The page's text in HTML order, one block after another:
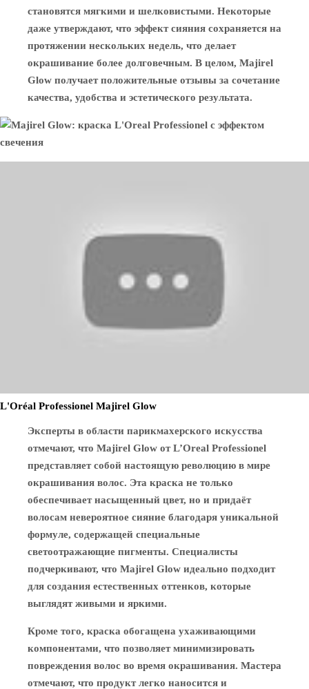
становятся мягкими и шелковистыми. Некоторые
даже утверждают, что эффект сияния сохраняется на
протяжении нескольких недель, что делает
окрашивание более долговечным. В целом, Majirel
Glow получает положительные отзывы за сочетание
качества, удобства и эстетического результата.
L'Oréal Professionel Majirel Glow
Эксперты в области парикмахерского искусства
отмечают, что Majirel Glow от L’Oreal Professionel
представляет собой настоящую революцию в мире
окрашивания волос. Эта краска не только
обеспечивает насыщенный цвет, но и придаёт
волосам невероятное сияние благодаря уникальной
формуле, содержащей специальные
светоотражающие пигменты. Специалисты
подчеркивают, что Majirel Glow идеально подходит
для создания естественных оттенков, которые
выглядят живыми и яркими.
Кроме того, краска обогащена ухаживающими
компонентами, что позволяет минимизировать
повреждения волос во время окрашивания. Мастера
отмечают, что продукт легко наносится и